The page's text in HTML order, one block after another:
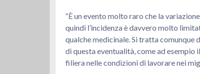
“È un evento molto raro che la
quindi l’incidenza è davvero molto
qualche medicinale. Si tratta
di questa eventualità, come ad
filiera nelle condizioni di lavorare nei